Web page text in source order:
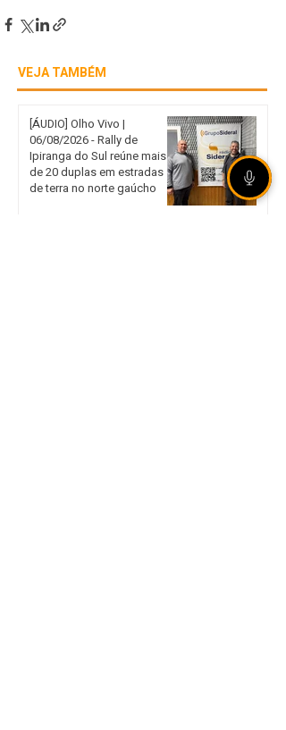
VEJA TAMBÉM
[ÁUDIO] Olho Vivo |
06/08/2026 - Rally de
Ipiranga do Sul reúne mais
de 20 duplas em estradas
de terra no norte gaúcho